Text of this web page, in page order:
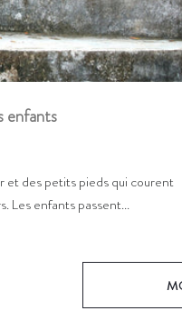
enfants
et des petits pieds qui courent
Les enfants passent...